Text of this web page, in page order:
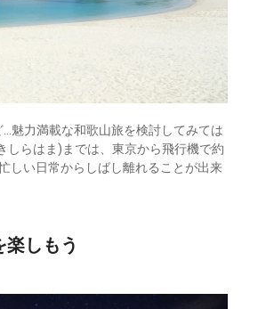
魅力満載な和歌山旅を検討してみては
しらはま)までは、東京から飛行機で約
しい日常からしばし離れることが出来
しもう